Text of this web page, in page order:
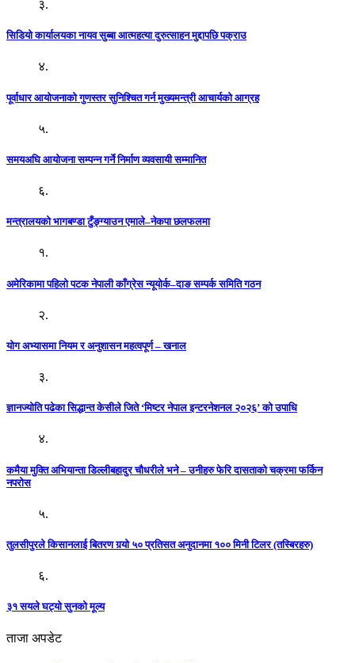
३.
सिडियो कार्यालयका नायव सुब्बा आत्महत्या दुरुत्साहन मुद्दापछि पक्राउ
४.
पूर्वाधार आयोजनाको गुणस्तर सुनिश्चित गर्न मुख्यमन्त्री आचार्यको आग्रह
५.
समयअघि आयोजना सम्पन्न गर्ने निर्माण व्यवसायी सम्मानित
६.
मन्त्रालयको भागबण्डा टुँङ्ग्याउन एमाले–नेकपा छलफलमा
१.
अमेरिकामा पहिलो पटक नेपाली काँग्रेस न्यूयोर्क–दाङ सम्पर्क समिति गठन
२.
योग अभ्यासमा नियम र अनुशासन महत्वपूर्ण – खनाल
३.
ज्ञानज्योति पढेका सिद्धान्त केसीले जिते ‘मिष्टर नेपाल इन्टरनेशनल २०२६’ को उपाधि
४.
कमैया मुक्ति अभियान्ता डिल्लीबहादुर चौधरीले भने – उनीहरु फेरि दासताको चक्रमा फर्किन
नपरोस
५.
तुलसीपुरले किसानलाई बितरण गर्‍यो ५० प्रतिसत अनुदानमा १०० मिनी टिलर (तस्बिरहरु)
६.
३१ सयले घट्यो सुनको मूल्य
ताजा अपडेट